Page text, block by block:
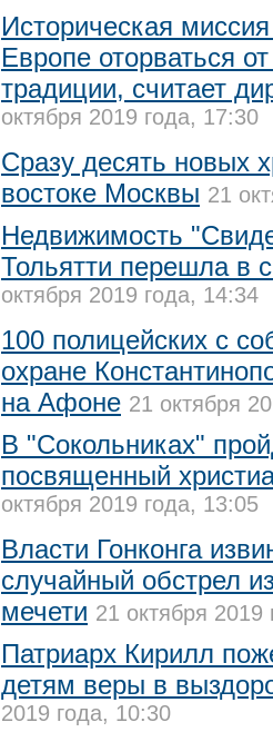
Историческая
Европе оторваться
традиции, считает
октября 2019 года, 17:30
Сразу десять новых
востоке Москвы 21
Недвижимость
Тольятти перешла в
октября 2019 года, 14:34
100 полицейских с
охране
на Афоне 21 октября
В "Сокольниках"
посвященный
октября 2019 года, 13:05
Власти Гонконга
случайный обстрел
мечети 21 октября 2019
Патриарх Кирилл
детям веры в
2019 года, 10:30